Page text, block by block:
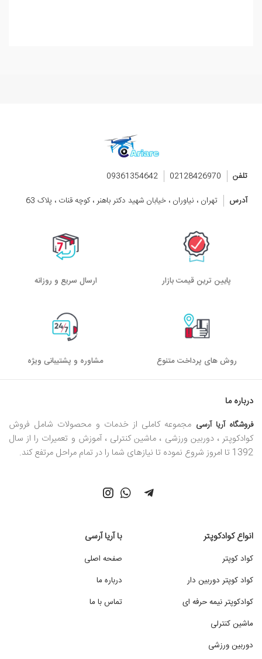
تلفن 02128426970
09361354642
آدرس
تهران ، نیاوران ، خیابان شهید دکتر باهنر ، کوچه قنات ، پلاک 63
پایین ترین قیمت بازار ارسال سریع و روزانه
روش های پرداخت متنوع مشاوره و پشتیبانی ویژه
درباره ما
فروشگاه آریا آرسی مجموعه کاملی از خدمات و محصولات شامل فروش
کوادکوپتر ، دوربین ورزشی ، ماشین کنترلی ، آموزش و تعمیرات را از سال
1392 تا امروز شروع نموده تا نیازهای شما را در تمام مراحل مرتفع کند.
انواع کوادکوپتر
کواد کوپتر
کواد کوپتر دوربین دار
کوادکوپتر نیمه حرفه ای
ماشین کنترلی
دوربین ورزشی
با آریا آرسی
صفحه اصلی
درباره ما
تماس با ما